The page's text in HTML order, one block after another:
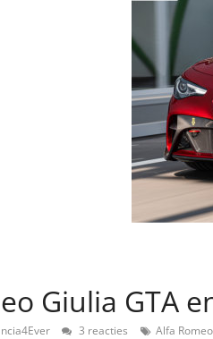
Giulia GTA
3 reacties Alfa Romeo